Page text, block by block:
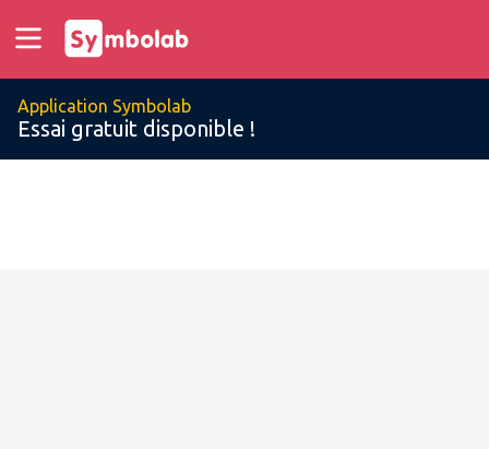
Application Symbolab
Essai gratuit disponible !